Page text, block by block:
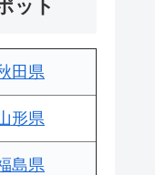
ット
田県
形県
島県